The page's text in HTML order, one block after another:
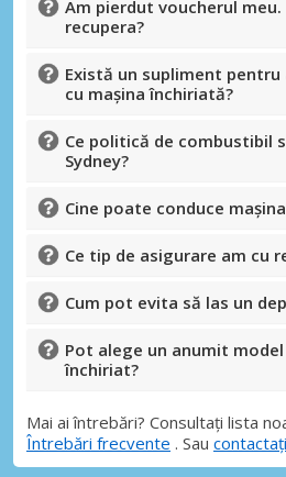
Am pierdut voucherul meu.
recupera?
Există un supliment
cu mașina închiriată?
Ce politică de combustibil
Sydney?
Cine poate conduce
Ce tip de asigurare am cu
Cum pot evita să las un
Pot alege un anumit model
închiriat?
Mai ai întrebări? Consultați lista
Întrebări frecvente . Sau contactați